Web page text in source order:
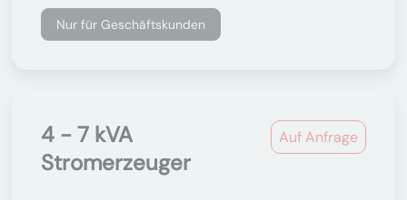
Nur für Geschäftskunden
Auf Anfrage
4 - 7 kVA
Stromerzeuger